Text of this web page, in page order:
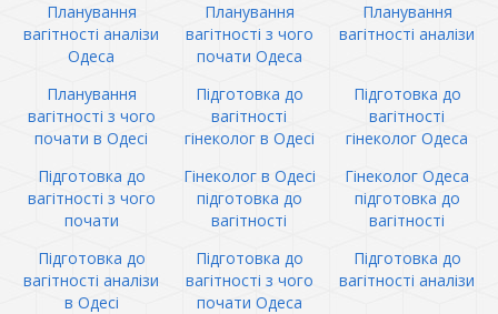
Планування
вагітності аналізи
Одеса
Планування
вагітності з чого
почати Одеса
Планування
вагітності аналізи
Планування
вагітності з чого
почати в Одесі
Підготовка до
вагітності
гінеколог в Одесі
Підготовка до
вагітності
гінеколог Одеса
Підготовка до
вагітності з чого
почати
Гінеколог в Одесі
підготовка до
вагітності
Гінеколог Одеса
підготовка до
вагітності
Підготовка до
вагітності аналізи
в Одесі
Підготовка до
вагітності з чого
почати Одеса
Підготовка до
вагітності аналізи